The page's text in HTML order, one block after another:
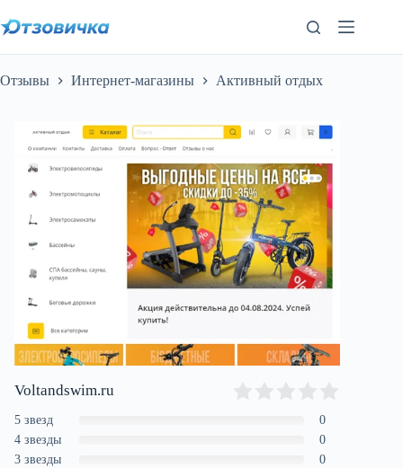
к
сути
Отзывы Интернет-магазины Активный отдых
Voltandswim.ru
5 звезд
0
4 звезды
0
3 звезды
0